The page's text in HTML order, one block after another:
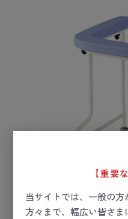
【重要
当サイトでは、一般の
方々まで、幅広い皆さ